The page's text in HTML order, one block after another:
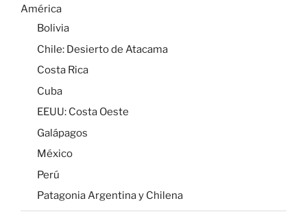
América
Bolivia
Chile: Desierto de Atacama
Costa Rica
Cuba
EEUU: Costa Oeste
Galápagos
México
Perú
Patagonia Argentina y Chilena